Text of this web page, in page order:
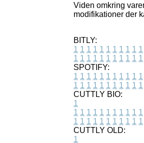
Viden omkring
modifikationer der
BITLY:
1 1 1 1 1 1 1 1 1 1 1
1 1 1 1 1 1 1 1 1 1 1
SPOTIFY:
1 1 1 1 1 1 1 1 1 1 1
1 1 1 1 1 1 1 1 1 1 1
CUTTLY BIO:
1
1 1 1 1 1 1 1 1 1 1 1
1 1 1 1 1 1 1 1 1 1 1
CUTTLY OLD:
1